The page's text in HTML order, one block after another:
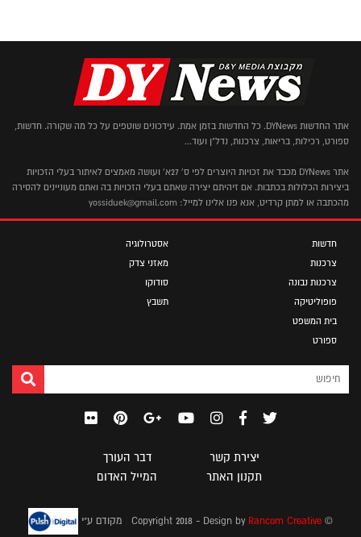
אתר החדשות DYNews. כל החדשות בזמן אמת. עידכונים שוטפים על כל מה שקורה. חדשות,
ספורט, רכילות, בריאות, צרכנות, נדל"ן ועוד...
אתר DYNews מכבד את זכויות היוצרים לפי ס' 27א' ועושה מאמצים לאיתור בעלי הזכויות
ביצירות הכלולות בכתבות. אם זיהיתם יצירה שאתם בעלי הזכויות בה ואתם מעוניינים להסירה
מהכתבה או למתן קרדיט, אנא פנו אלינו למייל: yossiduek@gmail.com
חדשות
צרכנות
צרכנות נבונה
פופוליטיקה
בית המשפט
ספורט
אסטרולוגיה
מאזני צדק
סודוקו
תשבץ
יצירת קשר
דבר העורך
תקנון האתר
המייל האדום
© Copyright 2018 - Design by
Rancom Creative מקודם ע"י